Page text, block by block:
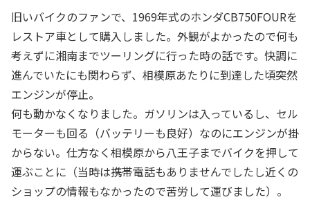
旧いバイクのファンで、1969年式のホンダCB750FOURを
レストア車として購入しました。外観がよかったので何も
考えずに湘南までツーリングに行った時の話です。快調に
進んでいたにも関わらず、相模原あたりに到達した頃突然
エンジンが停止。
何も動かなくなりました。ガソリンは入っているし、セル
モーターも回る（バッテリーも良好）なのにエンジンが掛
からない。仕方なく相模原から八王子までバイクを押して
運ぶことに（当時は携帯電話もありませんでしたし近くの
ショップの情報もなかったので苦労して運びました）。